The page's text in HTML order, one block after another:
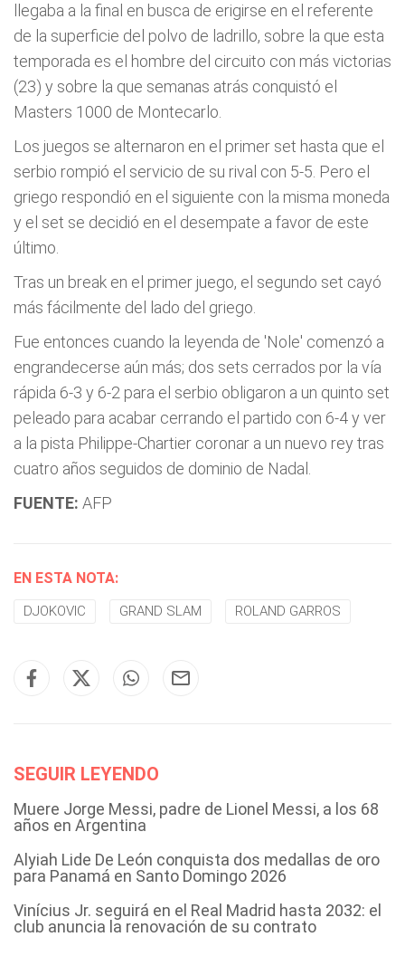
llegaba a la final en busca de erigirse en el referente
de la superficie del polvo de ladrillo, sobre la que esta
temporada es el hombre del circuito con más victorias
(23) y sobre la que semanas atrás conquistó el
Masters 1000 de Montecarlo.
Los juegos se alternaron en el primer set hasta que el
serbio rompió el servicio de su rival con 5-5. Pero el
griego respondió en el siguiente con la misma moneda
y el set se decidió en el desempate a favor de este
último.
Tras un break en el primer juego, el segundo set cayó
más fácilmente del lado del griego.
Fue entonces cuando la leyenda de 'Nole' comenzó a
engrandecerse aún más; dos sets cerrados por la vía
rápida 6-3 y 6-2 para el serbio obligaron a un quinto set
peleado para acabar cerrando el partido con 6-4 y ver
a la pista Philippe-Chartier coronar a un nuevo rey tras
cuatro años seguidos de dominio de Nadal.
FUENTE: AFP
EN ESTA NOTA:
DJOKOVIC GRAND SLAM ROLAND GARROS
SEGUIR LEYENDO
Muere Jorge Messi, padre de Lionel Messi, a los 68
años en Argentina
Alyiah Lide De León conquista dos medallas de oro
para Panamá en Santo Domingo 2026
Vinícius Jr. seguirá en el Real Madrid hasta 2032: el
club anuncia la renovación de su contrato